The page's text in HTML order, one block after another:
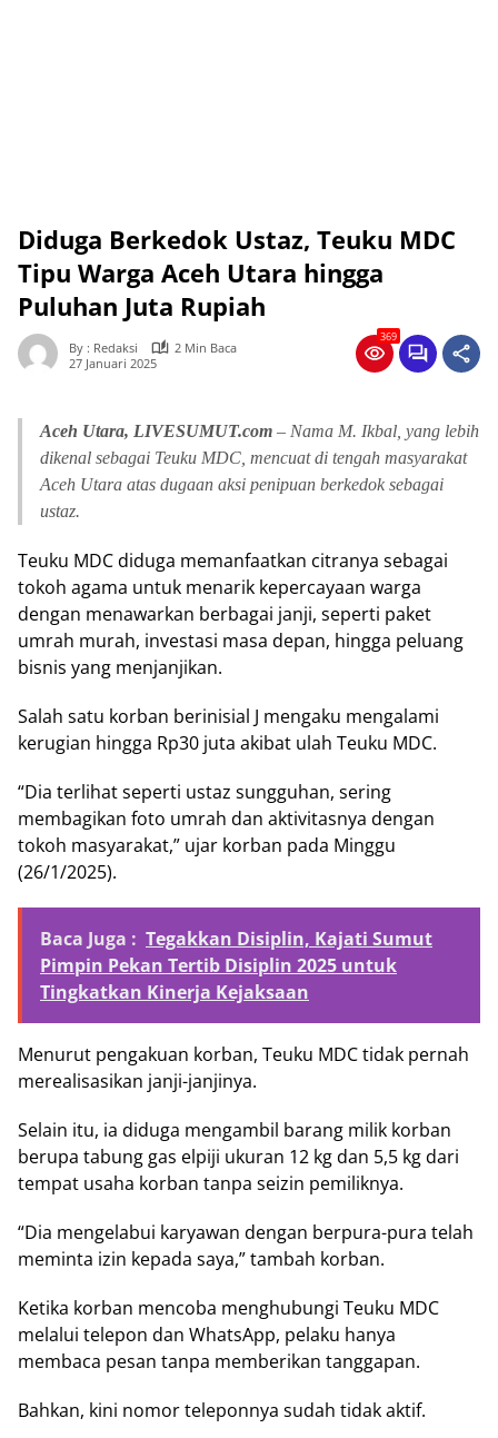
Diduga Berkedok Ustaz, Teuku MDC
Tipu Warga Aceh Utara hingga
Puluhan Juta Rupiah
By : Redaksi
2 Min Baca
27 Januari 2025
369
Aceh Utara, LIVESUMUT.com – Nama M. Ikbal, yang lebih
dikenal sebagai Teuku MDC, mencuat di tengah masyarakat
Aceh Utara atas dugaan aksi penipuan berkedok sebagai
ustaz.
Teuku MDC diduga memanfaatkan citranya sebagai
tokoh agama untuk menarik kepercayaan warga
dengan menawarkan berbagai janji, seperti paket
umrah murah, investasi masa depan, hingga peluang
bisnis yang menjanjikan.
Salah satu korban berinisial J mengaku mengalami
kerugian hingga Rp30 juta akibat ulah Teuku MDC.
“Dia terlihat seperti ustaz sungguhan, sering
membagikan foto umrah dan aktivitasnya dengan
tokoh masyarakat,” ujar korban pada Minggu
(26/1/2025).
Baca Juga : Tegakkan Disiplin, Kajati Sumut
Pimpin Pekan Tertib Disiplin 2025 untuk
Tingkatkan Kinerja Kejaksaan
Menurut pengakuan korban, Teuku MDC tidak pernah
merealisasikan janji-janjinya.
Selain itu, ia diduga mengambil barang milik korban
berupa tabung gas elpiji ukuran 12 kg dan 5,5 kg dari
tempat usaha korban tanpa seizin pemiliknya.
“Dia mengelabui karyawan dengan berpura-pura telah
meminta izin kepada saya,” tambah korban.
Ketika korban mencoba menghubungi Teuku MDC
melalui telepon dan WhatsApp, pelaku hanya
membaca pesan tanpa memberikan tanggapan.
Bahkan, kini nomor teleponnya sudah tidak aktif.